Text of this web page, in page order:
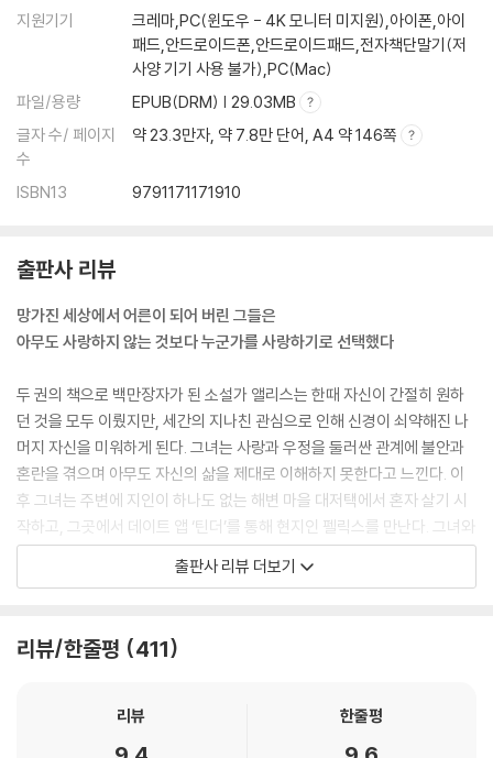
지원기기
크레마,PC(윈도우 - 4K 모니터 미지원),아이폰,아이
패드,안드로이드폰,안드로이드패드,전자책단말기(저
사양 기기 사용 불가),PC(Mac)
파일/용량
EPUB(DRM) | 29.03MB
글자 수/ 페이지
수
약 23.3만자, 약 7.8만 단어, A4 약 146쪽
ISBN13 9791171171910
출판사 리뷰
망가진 세상에서 어른이 되어 버린 그들은
아무도 사랑하지 않는 것보다 누군가를 사랑하기로 선택했다
두 권의 책으로 백만장자가 된 소설가 앨리스는 한때 자신이 간절히 원하
던 것을 모두 이뤘지만, 세간의 지나친 관심으로 인해 신경이 쇠약해진 나
머지 자신을 미워하게 된다. 그녀는 사랑과 우정을 둘러싼 관계에 불안과
혼란을 겪으며 아무도 자신의 삶을 제대로 이해하지 못한다고 느낀다. 이
후 그녀는 주변에 지인이 하나도 없는 해변 마을 대저택에서 혼자 살기 시
작하고, 그곳에서 데이트 앱 ‘틴더’를 통해 현지인 펠릭스를 만난다. 그녀와
아주 다른 사람인 그는 물류 창고에서 일하고 평소 책을 읽지 않는다. 그는
자신의 삶에 주어진 고통을 회피하고 과도하게 솔직한 면이 그녀의 신경을
르기 때문에 서로를 원하기 시작한다.
앨리스의 대학 친구인 아일린은 자신의 인생이 실패했다고 생각하는 문학
출판사 리뷰 더보기
리뷰/한줄평 411
리뷰 한줄평